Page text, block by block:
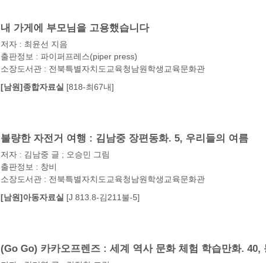
내 가게에 부모님을 고용했습니다
저자 : 최윤선 지음
출판정보 : 파이퍼프레스(piper press)
소장도서관 : 전북특별자치도교육청남원학생교육문화관
[남원]종합자료실 [818-최67내]
불량한 자전거 여행 : 김남중 장편동화. 5, 우리들의 여름
저자 : 김남중 글 ; 오승민 그림
출판정보 : 창비
소장도서관 : 전북특별자치도교육청남원학생교육문화관
[남원]아동자료실 [J 813.8-김211불-5]
(Go Go) 카카오프렌즈 : 세계 역사 문화 체험 학습만화. 40,